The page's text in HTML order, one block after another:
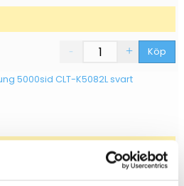
Köp
5000sid CLT-K5082L svart